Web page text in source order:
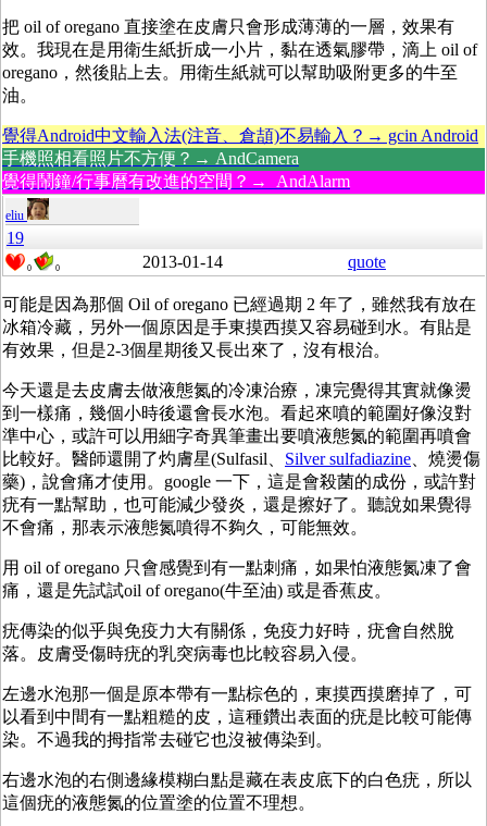
把 oil of oregano 直接塗在皮膚只會形成薄薄的一層，效果有
效。我現在是用衛生紙折成一小片，黏在透氣膠帶，滴上 oil of
oregano，然後貼上去。用衛生紙就可以幫助吸附更多的牛至
油。
覺得Android中文輸入法(注音、倉頡)不易輸入？→ gcin Android
手機照相看照片不方便？→ AndCamera
覺得鬧鐘/行事曆有改進的空間？→ AndAlarm
eliu
19
0 0 2013-01-14 quote
可能是因為那個 Oil of oregano 已經過期 2 年了，雖然我有放在
冰箱冷藏，另外一個原因是手東摸西摸又容易碰到水。有貼是
有效果，但是2-3個星期後又長出來了，沒有根治。
今天還是去皮膚去做液態氮的冷凍治療，凍完覺得其實就像燙
到一樣痛，幾個小時後還會長水泡。看起來噴的範圍好像沒對
準中心，或許可以用細字奇異筆畫出要噴液態氮的範圍再噴會
比較好。醫師還開了灼膚星(Sulfasil、 Silver sulfadiazine、燒燙傷
藥)，說會痛才使用。google 一下，這是會殺菌的成份，或許對
疣有一點幫助，也可能減少發炎，還是擦好了。聽說如果覺得
不會痛，那表示液態氮噴得不夠久，可能無效。
用 oil of oregano 只會感覺到有一點刺痛，如果怕液態氮凍了會
痛，還是先試試oil of oregano(牛至油) 或是香蕉皮。
疣傳染的似乎與免疫力大有關係，免疫力好時，疣會自然脫
落。皮膚受傷時疣的乳突病毒也比較容易入侵。
左邊水泡那一個是原本帶有一點棕色的，東摸西摸磨掉了，可
以看到中間有一點粗糙的皮，這種鑽出表面的疣是比較可能傳
染。不過我的拇指常去碰它也沒被傳染到。
右邊水泡的右側邊緣模糊白點是藏在表皮底下的白色疣，所以
這個疣的液態氮的位置塗的位置不理想。